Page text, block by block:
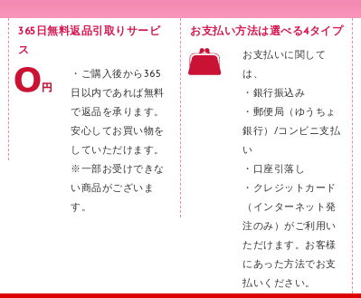
365日無料返品引取りサービ
ス
・ご購入後から365
日以内であれば無料
で返品を承ります。
安心してお買い物を
していただけます。
※一部お受けできな
い商品がございま
す。
お支払い方法は選べる4タイプ
お支払いに関して
は、
・銀行振込み
・郵便局（ゆうちょ
銀行）/コンビニ支払
い
・口座引落し
・クレジットカード
（インターネット発
注のみ）がご利用い
ただけます。お客様
にあった方法でお支
払いください。